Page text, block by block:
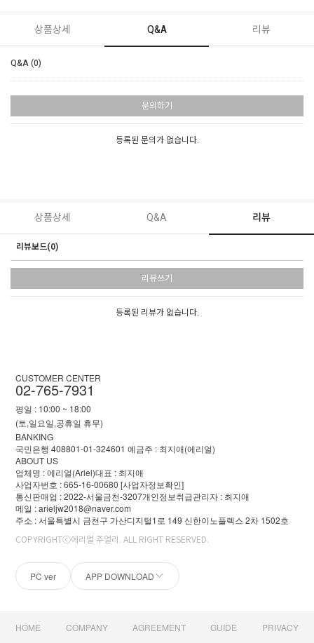
상품상세 Q&A 리뷰
Q&A (0)
문의하기
등록된 문의가 없습니다.
상품상세 Q&A 리뷰
리뷰보드(0)
리뷰쓰기
등록된 리뷰가 없습니다.
CUSTOMER CENTER
02-765-7931
평일 : 10:00 ~ 18:00
(토,일요일,공휴일 휴무)
BANKING
국민은행 408801-01-324601 예금주 : 최지애(에리얼)
ABOUT US
업체명 : 에리얼(Ariel)대표 : 최지애
사업자번호 : 665-16-00680[사업자정보확인]
통신판매업 : 2022-서울금천-3207개인정보취급관리자 : 최지애
메일 : arieljw2018@naver.com
주소 : 서울특별시 금천구 가산디지털1로 149 신한이노플렉스 2차 1502호
COPYRIGHTⓒ에리얼 주얼리. ALL RIGHT RESERVED.
PC ver APP DOWNLOAD
HOME COMPANY AGREEMENT GUIDE PRIVACY